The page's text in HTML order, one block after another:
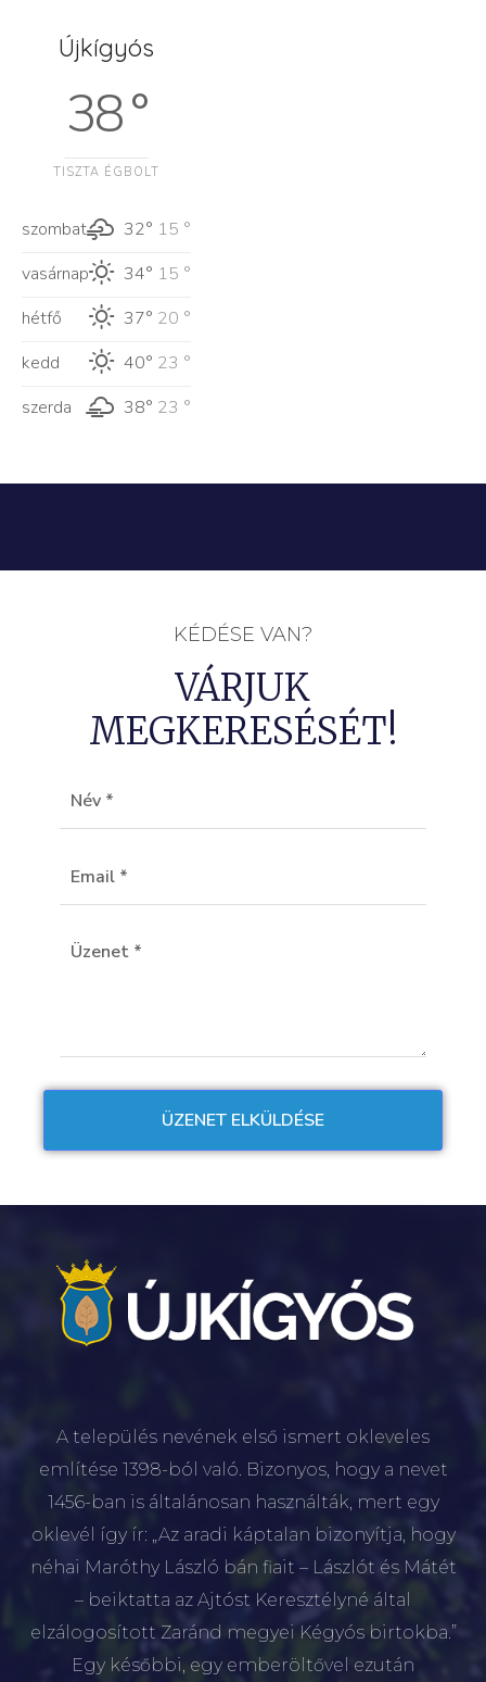
Újkígyós
38 °
TISZTA ÉGBOLT
szombat 32° 15 °
vasárnap
34° 15 °
hétfő
37° 20 °
kedd
40° 23 °
szerda
38° 23 °
KÉDÉSE VAN?
VÁRJUK
MEGKERESÉSÉT!
A település nevének első ismert okleveles
említése 1398-ból való. Bizonyos, hogy a nevet
1456-ban is általánosan használták, mert egy
oklevél így ír: „Az aradi káptalan bizonyítja, hogy
néhai Maróthy László bán fiait – Lászlót és Mátét
– beiktatta az Ajtóst Keresztélyné által
elzálogosított Zaránd megyei Kégyós birtokba.”
Egy későbbi, egy emberöltővel ezután